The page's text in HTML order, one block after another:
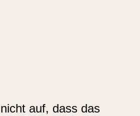
auf, dass das